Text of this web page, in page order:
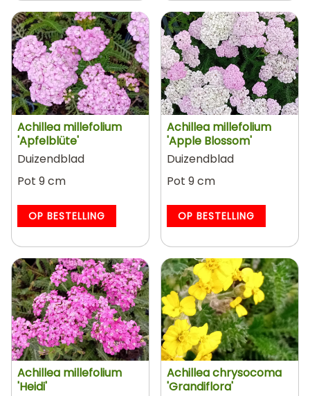
Achillea millefolium
'Apfelblüte'
Duizendblad
Pot 9 cm
OP BESTELLING
Achillea millefolium
'Apple Blossom'
Duizendblad
Pot 9 cm
OP BESTELLING
Achillea millefolium
'Heidi'
Achillea chrysocoma
'Grandiflora'